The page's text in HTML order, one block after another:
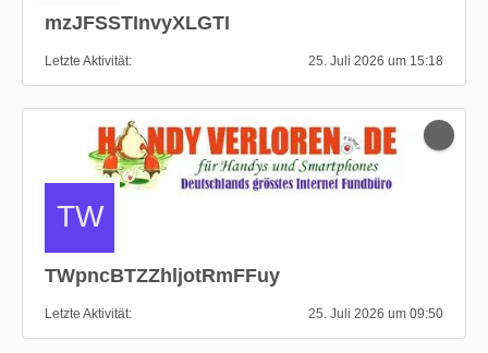
mzJFSSTInvyXLGTI
Letzte Aktivität 25. Juli 2026 um 15:18
TWpncBTZZhljotRmFFuy
Letzte Aktivität 25. Juli 2026 um 09:50